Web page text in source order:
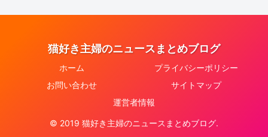
猫好き主婦のニュースまとめブログ
ホーム
プライバシーポリシー
お問い合わせ
サイトマップ
運営者情報
© 2019 猫好き主婦のニュースまとめブログ.